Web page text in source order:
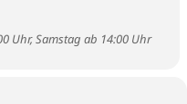
Uhr, Samstag ab 14:00 Uhr